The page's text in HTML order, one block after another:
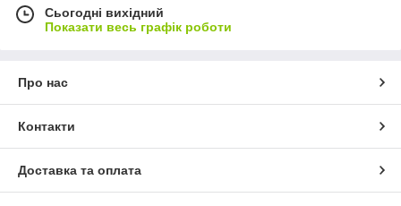
Сьогодні вихідний
Показати весь графік роботи
Про нас
Контакти
Доставка та оплата